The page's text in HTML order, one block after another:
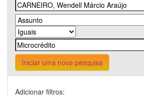
Iniciar uma nova pesquisa
Adicionar filtros: